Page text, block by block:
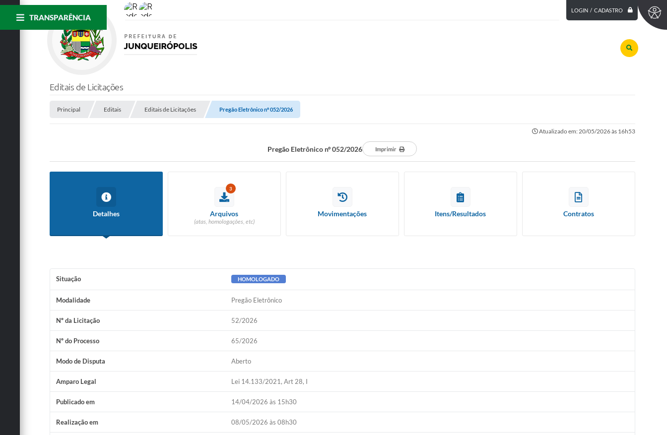
LOGIN / CADASTRO
TRANSPARÊNCIA
Editais de Licitações
Principal Editais Editais de Licitações Pregão Eletrônico nº 052/2026
Atualizado em: 20/05/2026 às 16h53
Pregão Eletrônico nº 052/2026 Imprimir
Detalhes
3
Arquivos
(atas, homologações, etc)
Movimentações Itens/Resultados Contratos
Situação HOMOLOGADO
Modalidade Pregão Eletrônico
Nº da Licitação 52/2026
Nº do Processo 65/2026
Modo de Disputa Aberto
Amparo Legal Lei 14.133/2021, Art 28, I
Publicado em 14/04/2026 às 15h30
Realização em 08/05/2026 às 08h30